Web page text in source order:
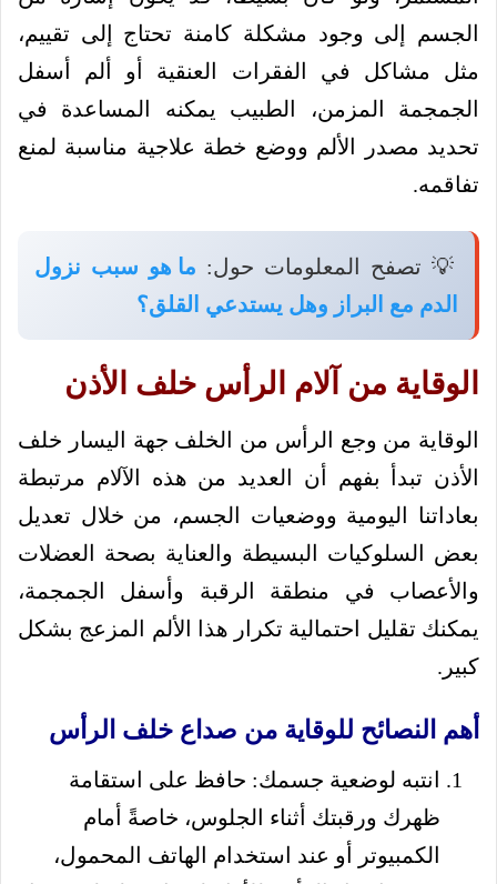
الجسم إلى وجود مشكلة كامنة تحتاج إلى تقييم،
مثل مشاكل في الفقرات العنقية أو ألم أسفل
الجمجمة المزمن، الطبيب يمكنه المساعدة في
تحديد مصدر الألم ووضع خطة علاجية مناسبة لمنع
تفاقمه.
💡 تصفح المعلومات حول: ما هو سبب نزول
الدم مع البراز وهل يستدعي القلق؟
الوقاية من آلام الرأس خلف الأذن
الوقاية من وجع الرأس من الخلف جهة اليسار خلف
الأذن تبدأ بفهم أن العديد من هذه الآلام مرتبطة
بعاداتنا اليومية ووضعيات الجسم، من خلال تعديل
بعض السلوكيات البسيطة والعناية بصحة العضلات
والأعصاب في منطقة الرقبة وأسفل الجمجمة،
يمكنك تقليل احتمالية تكرار هذا الألم المزعج بشكل
كبير.
أهم النصائح للوقاية من صداع خلف الرأس
انتبه لوضعية جسمك: حافظ على استقامة
ظهرك ورقبتك أثناء الجلوس، خاصةً أمام
الكمبيوتر أو عند استخدام الهاتف المحمول،